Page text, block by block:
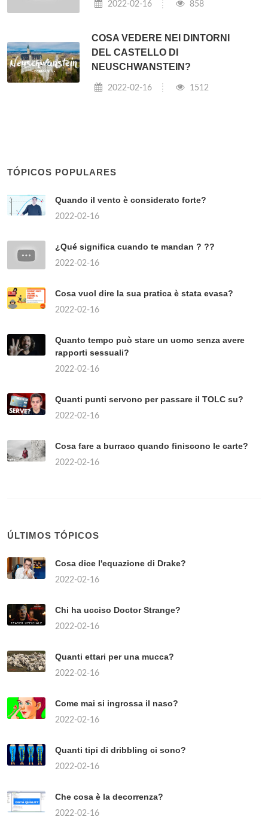
2022-02-16 858
COSA VEDERE NEI DINTORNI
DEL CASTELLO DI
NEUSCHWANSTEIN?
2022-02-16 1512
TÓPICOS POPULARES
Quando il vento è considerato forte?
2022-02-16
¿Qué significa cuando te mandan ? ??
2022-02-16
Cosa vuol dire la sua pratica è stata evasa?
2022-02-16
Quanto tempo può stare un uomo senza avere
rapporti sessuali?
2022-02-16
Quanti punti servono per passare il TOLC su?
2022-02-16
Cosa fare a burraco quando finiscono le carte?
2022-02-16
ÚLTIMOS TÓPICOS
Cosa dice l'equazione di Drake?
2022-02-16
Chi ha ucciso Doctor Strange?
2022-02-16
Quanti ettari per una mucca?
2022-02-16
Come mai si ingrossa il naso?
2022-02-16
Quanti tipi di dribbling ci sono?
2022-02-16
Che cosa è la decorrenza?
2022-02-16